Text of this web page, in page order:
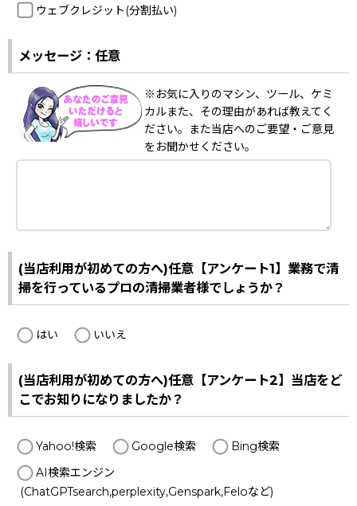
ウェブクレジット(分割払い)
メッセージ：任意
※お気に入りのマシン、ツール、ケミ
カルまた、その理由があれば教えてく
ださい。また当店へのご要望・ご意見
をお聞かせください。
(当店利用が初めての方へ)任意【アンケート1】業務で清
掃を行っているプロの清掃業者様でしょうか？
はい いいえ
(当店利用が初めての方へ)任意【アンケート2】当店をど
こでお知りになりましたか？
Yahoo!検索 Google検索
Bing検索
AI検索エンジン
(ChatGPTsearch,perplexity,Genspark,Feloなど)